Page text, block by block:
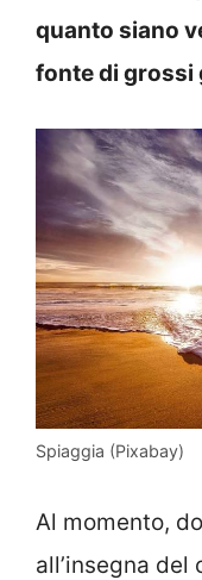
quanto siano
fonte di grossi
Spiaggia (Pixabay)
Al momento,
all’insegna